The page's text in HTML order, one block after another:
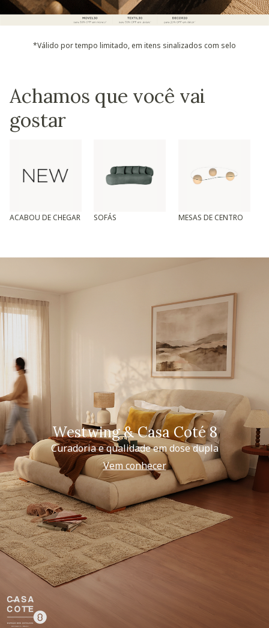
*Válido por tempo limitado, em itens sinalizados com selo
Achamos que você vai
gostar
ACABOU DE CHEGAR SOFÁS MESAS DE CENTRO
Westwing & Casa Coté 8
Curadoria e qualidade em dose dupla
Vem conhecer